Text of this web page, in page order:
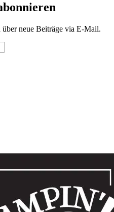
neue Beiträge via E-Mail.